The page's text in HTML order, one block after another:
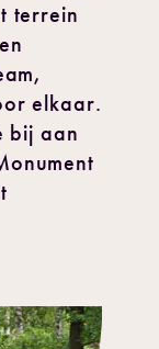
terrein
elkaar.
bij aan